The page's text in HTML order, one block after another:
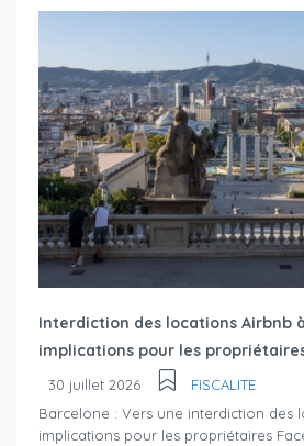
Interdiction des locations Airbnb
implications pour les
30 juillet 2026
FISCALITE
Barcelone : Vers une interdiction des
implications pour les propriétaires